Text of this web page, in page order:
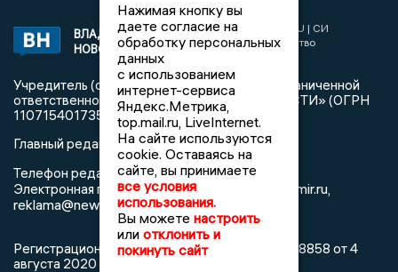
ВЛАДИМИРСКИЕ
НОВОСТИ
2017 © NEWSVLADIMIR.RU | СИ
«Информационное агентство
Учредитель (соучредители): Общество с ограниченной
ответственностью «РЕГИОНАЛЬНЫЕ НОВОСТИ» (ОГРН
1107154017354)
Главный редактор: Мазов С. А.
Телефон редакции:8 (4922) 666916
Электронная почта редакции: info@newsvladimir.ru
reklama@newsvladimir.ru
Регистрационный номер: серия Эл № ФС77-78858 от 4
августа 2020 г. согласно выписке из реестра
Нажимая кнопку вы
даете согласие на
обработку персональных
данных
с использованием
интернет-сервиса
Яндекс.Метрика,
top.mail.ru, LiveInternet.
На сайте используются
cookie. Оставаясь на
сайте, вы принимаете
все условия
использования.
Вы можете настроить
или отклонить и
покинуть сайт